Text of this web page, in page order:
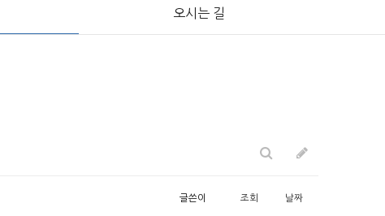
오시는 길
글쓴이 조회 날짜